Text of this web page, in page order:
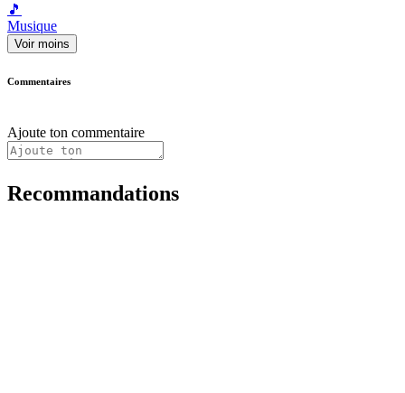
🎵
Musique
Voir moins
Commentaires
Ajoute ton commentaire
Recommandations